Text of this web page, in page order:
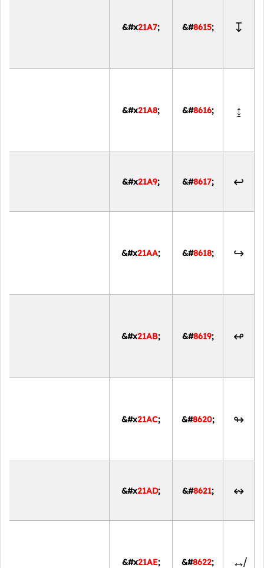
↧
&#8615;
&#x21A7;
↨
&#8616;
&#x21A8;
↩
&#8617;
&#x21A9;
↪
&#8618;
&#x21AA;
↫
&#8619;
&#x21AB;
↬
&#8620;
&#x21AC;
↭
&#8621;
&#x21AD;
↮
&#8622;
&#x21AE;